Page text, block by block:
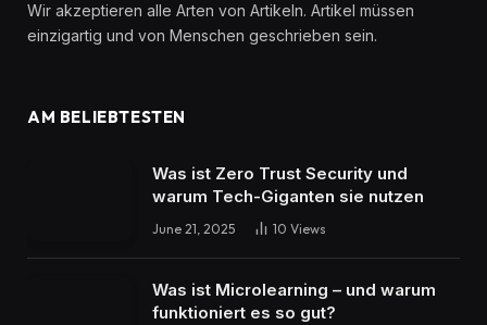
Wir akzeptieren alle Arten von Artikeln. Artikel müssen
einzigartig und von Menschen geschrieben sein.
AM BELIEBTESTEN
Was ist Zero Trust Security und
warum Tech-Giganten sie nutzen
June 21, 2025 10 Views
Was ist Microlearning – und warum
funktioniert es so gut?